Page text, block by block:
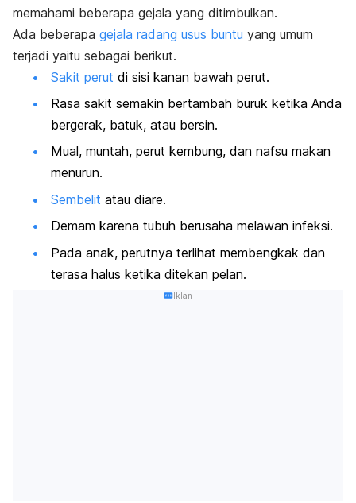
memahami beberapa gejala yang ditimbulkan.
Ada beberapa gejala radang usus buntu yang umum
terjadi yaitu sebagai berikut.
Sakit perut di sisi kanan bawah perut.
Rasa sakit semakin bertambah buruk ketika Anda
bergerak, batuk, atau bersin.
Mual, muntah, perut kembung, dan nafsu makan
menurun.
Sembelit atau diare.
Demam karena tubuh berusaha melawan infeksi.
Pada anak, perutnya terlihat membengkak dan
terasa halus ketika ditekan pelan.
Iklan